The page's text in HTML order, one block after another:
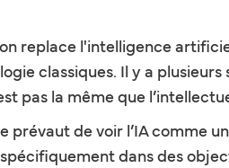
replace l'intelligence
classiques. Il y a
pas la même que
de voir l’IA comme
dans des